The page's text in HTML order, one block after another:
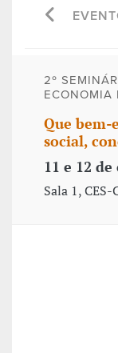
2º
ECONOMIA
Que bem-
social,
11 e 12
Sala 1,